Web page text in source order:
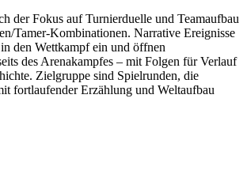
der Fokus auf Turnierduelle und Teamaufbau
Tamer-Kombinationen. Narrative Ereignisse
den Wettkampf ein und öffnen
des Arenakampfes – mit Folgen für Verlauf
Zielgruppe sind Spielrunden, die
fortlaufender Erzählung und Weltaufbau